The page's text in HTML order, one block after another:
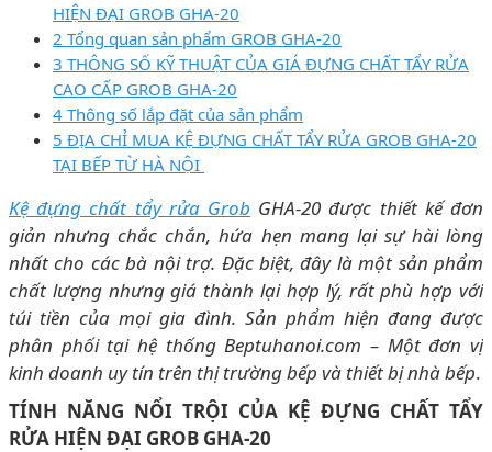
HIỆN ĐẠI GROB GHA-20
2 Tổng quan sản phẩm GROB GHA-20
3 THÔNG SỐ KỸ THUẬT CỦA GIÁ ĐỰNG CHẤT TẨY RỬA
CAO CẤP GROB GHA-20
4 Thông số lắp đặt của sản phẩm
5 ĐỊA CHỈ MUA KỆ ĐỰNG CHẤT TẨY RỬA GROB GHA-20
TẠI BẾP TỪ HÀ NỘI
Kệ đựng chất tẩy rửa Grob GHA-20 được thiết kế đơn
giản nhưng chắc chắn, hứa hẹn mang lại sự hài lòng
nhất cho các bà nội trợ. Đặc biệt, đây là một sản phẩm
chất lượng nhưng giá thành lại hợp lý, rất phù hợp với
túi tiền của mọi gia đình. Sản phẩm hiện đang được
phân phối tại hệ thống Beptuhanoi.com – Một đơn vị
kinh doanh uy tín trên thị trường bếp và thiết bị nhà bếp.
TÍNH NĂNG NỔI TRỘI CỦA KỆ ĐỰNG CHẤT TẨY
RỬA HIỆN ĐẠI GROB GHA-20